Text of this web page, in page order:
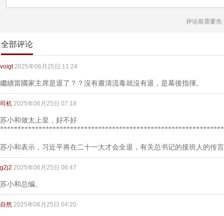
评论前需要先
全部评论
voigt 2025年06月25日 11:24
繼續當國家主席是退了？？沒有肅清流毒就沒有退，是幕後指揮。
司机 2025年06月25日 07:18
苏小和做太上皇，好不好
苏小和表示，习近平将在二十一大才会全退，有关总书记的接班人的传
g2j2 2025年06月25日 06:47
苏小和总编。
自然 2025年06月25日 04:20